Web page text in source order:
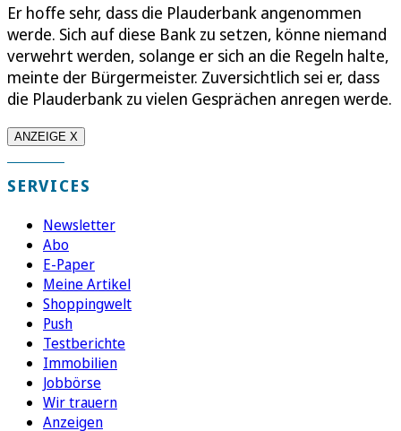
Er hoffe sehr, dass die Plauderbank angenommen
werde. Sich auf diese Bank zu setzen, könne niemand
verwehrt werden, solange er sich an die Regeln halte,
meinte der Bürgermeister. Zuversichtlich sei er, dass
die Plauderbank zu vielen Gesprächen anregen werde.
ANZEIGE X
SERVICES
Newsletter
Abo
E-Paper
Meine Artikel
Shoppingwelt
Push
Testberichte
Immobilien
Jobbörse
Wir trauern
Anzeigen